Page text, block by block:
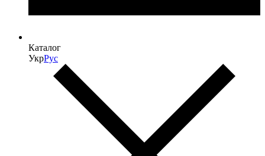
Каталог
УкрРус